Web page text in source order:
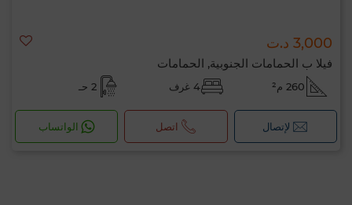
3,000 د.ت
فيلا ب الحمامات الجنوبية, الحمامات
260 م² 4 غرف 2 حـ
لإتصال اتصل الواتساب